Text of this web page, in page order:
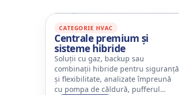
CATEGORIE HVAC
Centrale premium și
sisteme hibride
Soluții cu gaz, backup sau
combinații hibride pentru siguranță
și flexibilitate, analizate împreună
cu pompa de căldură, pufferul…